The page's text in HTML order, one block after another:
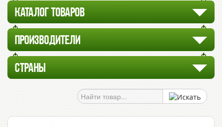
КАТАЛОГ ТОВАРОВ
ПРОИЗВОДИТЕЛИ
СТРАНЫ